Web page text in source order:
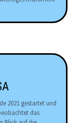
2021 gestartet und
das